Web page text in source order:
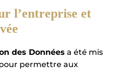
l’entreprise et
des Données a été mis
permettre aux